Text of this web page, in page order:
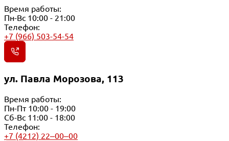
Время работы:
Пн-Вс 10:00 - 21:00
Телефон:
+7 (966) 503-54-54
ул. Павла Морозова, 113
Время работы:
Пн-Пт 10:00 - 19:00
Сб-Вс 11:00 - 18:00
Телефон:
+7 (4212) 22‒00‒00